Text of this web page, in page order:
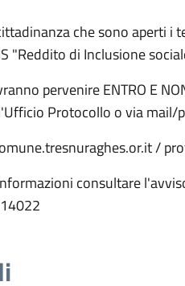
che sono aperti i
"Reddito di Inclusione
pervenire ENTRO E
Protocollo o via mail/
/
consultare